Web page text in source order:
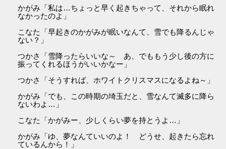
かがみ「私は…ちょっと早く起きちゃって、それから眠れ
なかったのよ」
こなた「早起きのかがみが眠いなんて、雪でも降るんじゃ
ない？」
つかさ「雪降ったらいいな～ あ、でももう少し後の方に
振ってくれるほうがいいかなー」
つかさ「そうすれば、ホワイトクリスマスになるよね～」
かがみ「でも、この時期の埼玉だと、雪なんて滅多に降ら
ないわよ…」
こなた「かがみー、少しくらい夢を持とうよ…」
かがみ「ゆ、夢なんていいのよ！ どうせ、起きたら忘れ
ているんから！」